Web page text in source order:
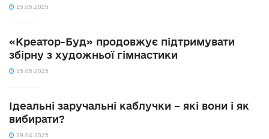
15.05.2025
«Креатор-Буд» продовжує підтримувати
збірну з художньої гімнастики
15.05.2025
Ідеальні заручальні каблучки – які вони і як
вибирати?
29.04.2025